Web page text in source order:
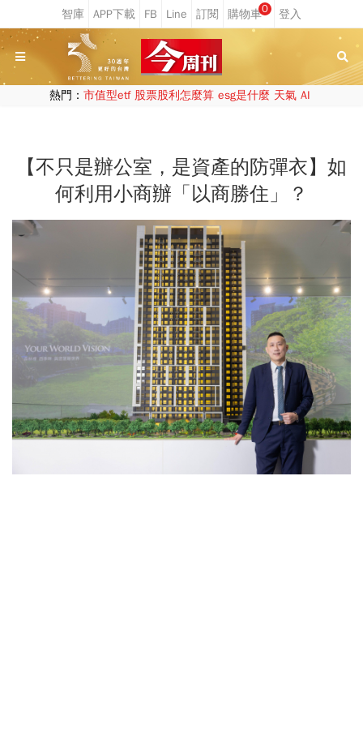
0
熱門： 市值型etf 股票股利怎麼算 esg是什麼 天氣 AI
【不只是辦公室，是資產的防彈衣】如
何利用小商辦「以商勝住」？